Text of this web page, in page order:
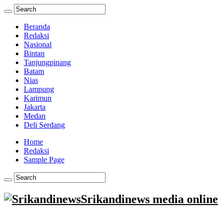
Beranda
Redaksi
Nasional
Bintan
Tanjungpinang
Batam
Nias
Lampung
Karimun
Jakarta
Medan
Deli Serdang
Home
Redaksi
Sample Page
Srikandinews media online